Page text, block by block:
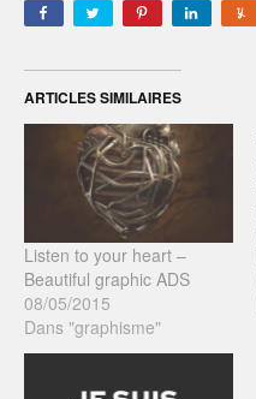
ARTICLES SIMILAIRES
Listen to your heart –
Beautiful graphic ADS
08/05/2015
Dans "graphisme"